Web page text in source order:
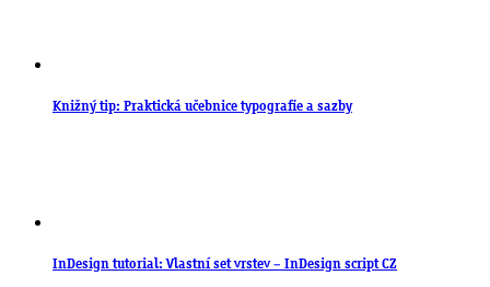
Knižný tip: Praktická učebnice typografie a sazby
InDesign tutorial: Vlastní set vrstev – InDesign script CZ